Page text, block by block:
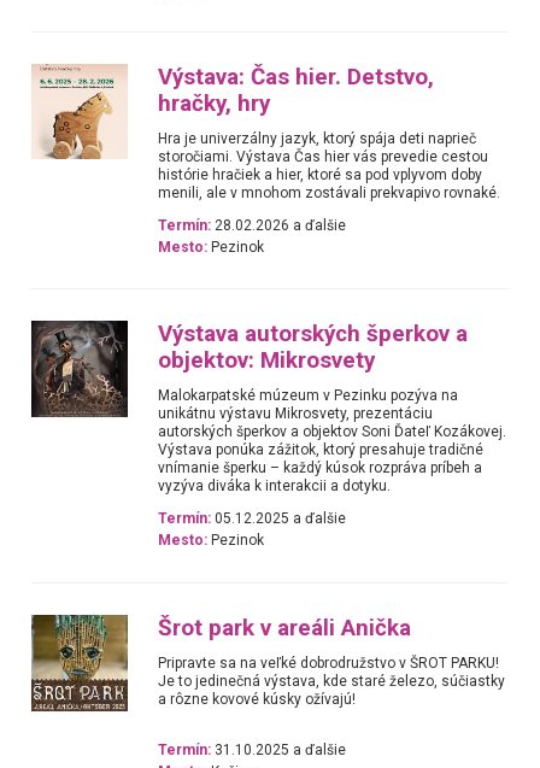
Výstava: Čas hier. Detstvo,
hračky, hry
Hra je univerzálny jazyk, ktorý spája deti naprieč
storočiami. Výstava Čas hier vás prevedie cestou
histórie hračiek a hier, ktoré sa pod vplyvom doby
menili, ale v mnohom zostávali prekvapivo rovnaké.
Termín: 28.02.2026 a ďalšie
Mesto: Pezinok
Výstava autorských šperkov a
objektov: Mikrosvety
Malokarpatské múzeum v Pezinku pozýva na
unikátnu výstavu Mikrosvety, prezentáciu
autorských šperkov a objektov Soni Ďateľ Kozákovej.
Výstava ponúka zážitok, ktorý presahuje tradičné
vnímanie šperku – každý kúsok rozpráva príbeh a
vyzýva diváka k interakcii a dotyku.
Termín: 05.12.2025 a ďalšie
Mesto: Pezinok
Šrot park v areáli Anička
Pripravte sa na veľké dobrodružstvo v ŠROT PARKU!
Je to jedinečná výstava, kde staré železo, súčiastky
a rôzne kovové kúsky ožívajú!
Termín: 31.10.2025 a ďalšie